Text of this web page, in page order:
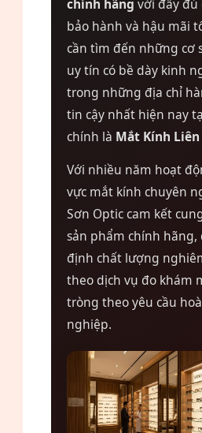
chính hãng với đầy đủ
bảo hành và hậu mãi
cần tìm đến những cơ
uy tín có bề dày kinh
trong những địa chỉ
tin cậy nhất hiện nay
chính là Mắt Kính Liên
Với nhiều năm hoạt
vực mắt kính chuyên
Sơn Optic cam kết
sản phẩm chính hãng,
định chất lượng
theo dịch vụ đo khám
tròng theo yêu cầu
nghiệp.